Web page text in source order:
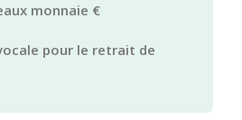
monnaie €
pour le retrait de